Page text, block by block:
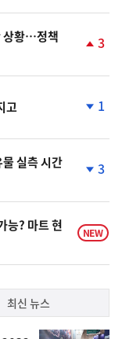
상
상황…정책
상
3
고
하
1
실측 시간
하
락
3
능? 마트 현
NEW
최신 뉴스